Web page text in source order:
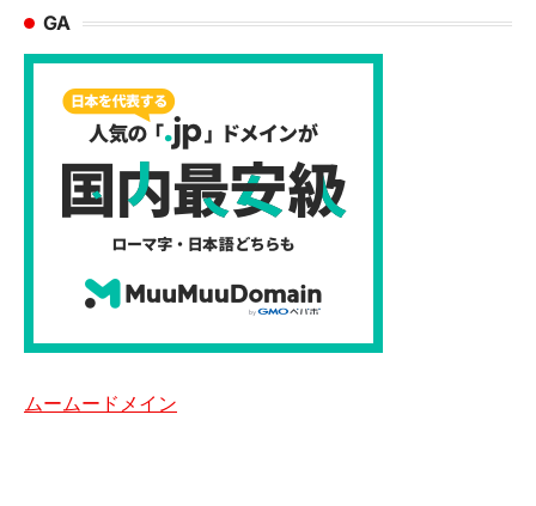
GA
ムームードメイン